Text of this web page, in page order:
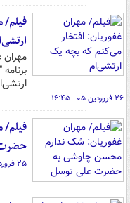
فیلم/
مهران
۲۶ فروردین ۰۵ - ۱۶:۴۵
۲۵ فروردین ۰۵ - ۲۳:۰۳